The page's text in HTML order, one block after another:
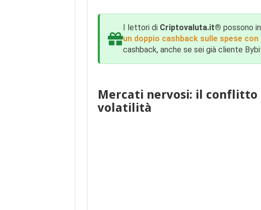
I lettori di Criptovaluta.it® possono
un doppio cashback sulle spese
cashback, anche se sei già cliente
Mercati nervosi: il conflitto
volatilità